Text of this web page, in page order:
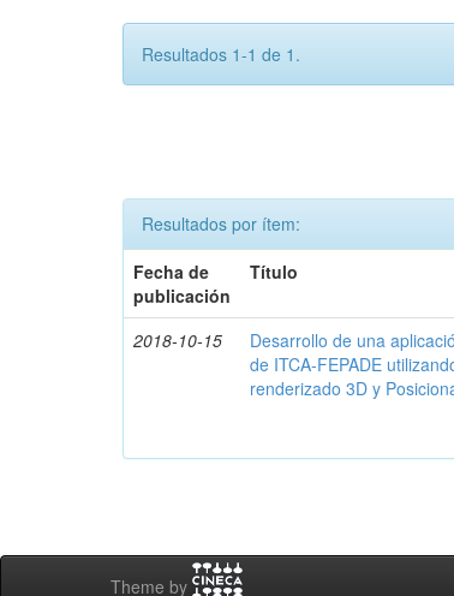
Resultados 1-1 de 1.
Resultados por ítem:
Fecha de
publicación
Título
2018-10-15
Desarrollo de una
de ITCA-FEPADE
renderizado 3D y
Theme by